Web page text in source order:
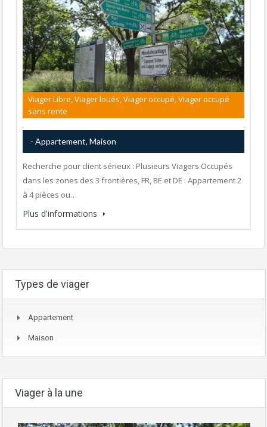
Viager Libre, Viager loués, Viager occupé, Viager occupé
sans rente
- Appartement, Maison
Recherche pour client sérieux : Plusieurs Viagers Occupés
dans les zones des 3 frontières, FR, BE et DE : Appartement 2
à 4 pièces ou…
Plus d'informations
Types de viager
Appartement
Maison
Viager à la une